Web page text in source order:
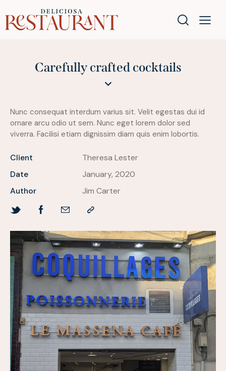
Carefully crafted cocktails
Nunc consequat interdum varius sit. Velit egestas dui id
ornare arcu odio ut sem. Nunc eget lorem dolor sed
viverra. Facilisi etiam dignissim diam quis enim lobortis.
Client
Theresa Lester
Date
January, 2020
Author
Jim Carter